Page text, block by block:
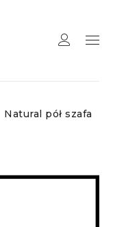
Natural pół szafa